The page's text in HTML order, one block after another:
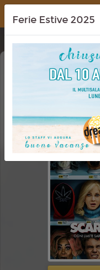
Dream
SCARY MOVIE 6
Ferie Estive 2025